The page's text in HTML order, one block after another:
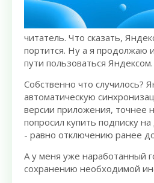
читатель. Что сказать,
портится. Ну а я продолжаю
пути пользоваться Яндексом.
Собственно что случилось?
автоматическую
версии приложения, точнее
попросил купить подписку
- равно отключению ранее
А у меня уже наработанный
сохранению необходимой